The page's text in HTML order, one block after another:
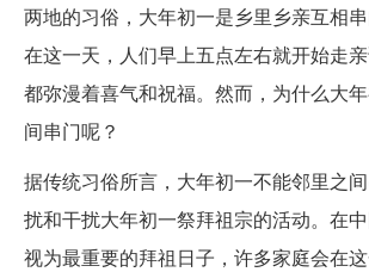
两地的习俗，大年初一是乡里乡亲互相串
在这一天，人们早上五点左右就开始走
都弥漫着喜气和祝福。然而，为什么大
间串门呢？
据传统习俗所言，大年初一不能邻里之
扰和干扰大年初一祭拜祖宗的活动。在
视为最重要的拜祖日子，许多家庭会在